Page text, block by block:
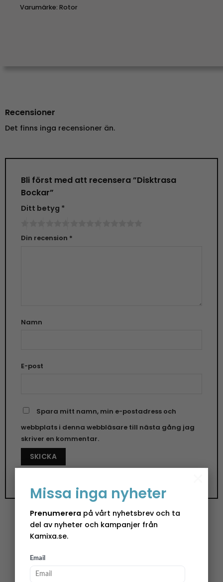
Missa inga nyheter
Prenumerera på vårt nyhetsbrev och ta
del av nyheter och kampanjer från
Kamixa.se.
Email
Varumärke: Rotor
Recensioner
Det finns inga recensioner än.
Bli först med att recensera ”Disktrasa
Bockar”
Ditt betyg *
Din recension *
Namn
E-post
Spara mitt namn, min e-postadress och
webbplats i denna webbläsare till nästa gång jag
skriver en kommentar.
Ge ditt kök en touch av julstämning med Rotor’s
disktrasor prydda med klassiska julbockar.